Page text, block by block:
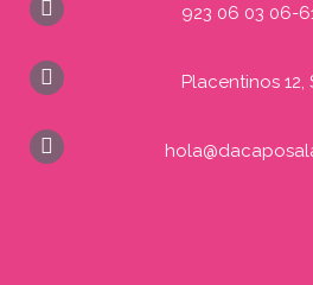
923 06 03 06-
Placentinos 12,